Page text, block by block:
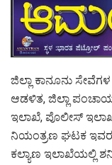
ಜಿಲ್ಲಾ ಕಾನೂನು
ಆಡಳಿತ, ಜಿಲ್ಲಾ
ಇಲಾಖೆ, ಪೊಲೀಸ್
ನಿಯಂತ್ರಣ ಘಟಕ ಇವರ
ಕಲ್ಯಾಣ ಇಲಾಖೆಯಲ್ಲಿ